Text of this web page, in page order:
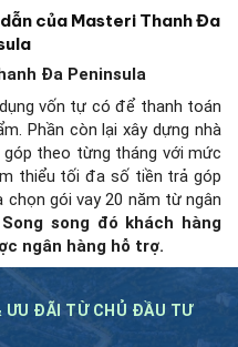
của Masteri Thanh Đa
Đa Peninsula
vốn tự có để thanh toán
Phần còn lại xây dựng nhà
theo từng tháng với mức
thiểu tối đa số tiền trả góp
gói vay 20 năm từ ngân
Song song đó khách hàng
ngân hàng hỗ trợ.
ƯU ĐÃI TỪ CHỦ ĐẦU TƯ